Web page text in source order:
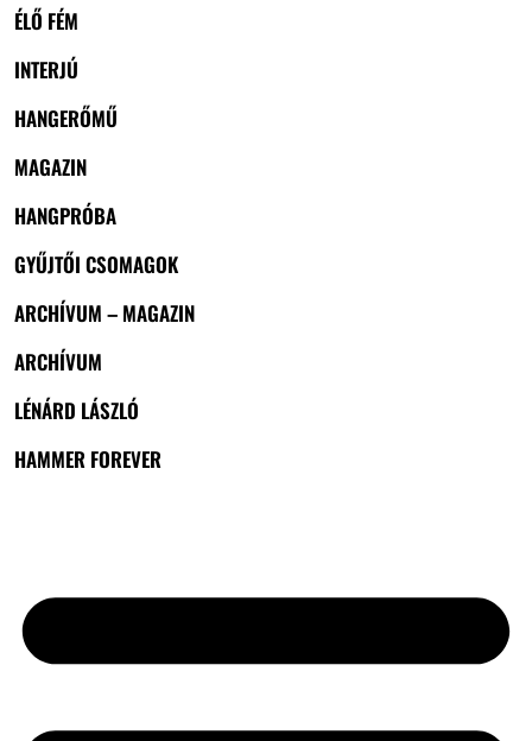
ÉLŐ FÉM
INTERJÚ
HANGERŐMŰ
MAGAZIN
HANGPRÓBA
GYŰJTŐI CSOMAGOK
ARCHÍVUM – MAGAZIN
ARCHÍVUM
LÉNÁRD LÁSZLÓ
HAMMER FOREVER